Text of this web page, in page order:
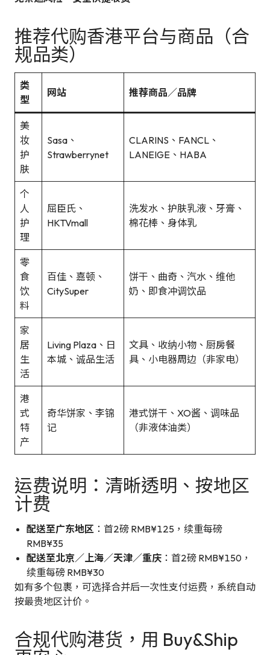
推荐代购香港平台与商品（合
规品类）
类
型
网站 推荐商品／品牌
美
妆
护
肤
Sasa、
Strawberrynet
CLARINS、FANCL、
LANEIGE、HABA
个
人
护
理
屈臣氏、
HKTVmall
洗发水、护肤乳液、牙膏、
棉花棒、身体乳
零
食
饮
料
百佳、嘉顿、
CitySuper
饼干、曲奇、汽水、维他
奶、即食冲调饮品
家
居
生
活
Living Plaza、日
本城、诚品生活
文具、收纳小物、厨房餐
具、小电器周边（非家电）
港
式
特
产
奇华饼家、李锦
记
港式饼干、XO酱、调味品
（非液体油类）
运费说明：清晰透明、按地区
计费
配送至广东地区 ：首2磅 RMB¥125，续重每磅
RMB¥35
配送至北京／上海／天津／重庆 ：首2磅 RMB¥150，
续重每磅 RMB¥30
如有多个包裹，可选择合并后一次性支付运费，系统自动
按最贵地区计价。
合规代购港货，用 Buy&Ship